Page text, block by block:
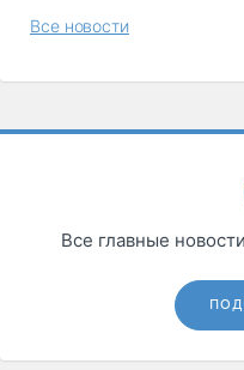
Все новости
Все главные